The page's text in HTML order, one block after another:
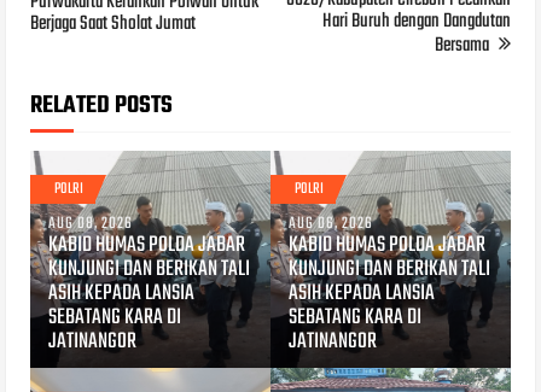
Berjaga Saat Sholat Jumat Hari Buruh dengan Dangdutan
Bersama
RELATED POSTS
POLRI
AUG 08, 2026
KABID HUMAS POLDA JABAR
KUNJUNGI DAN BERIKAN TALI
ASIH KEPADA LANSIA
SEBATANG KARA DI
JATINANGOR
POLRI
AUG 06, 2026
KABID HUMAS POLDA JABAR
KUNJUNGI DAN BERIKAN TALI
ASIH KEPADA LANSIA
SEBATANG KARA DI
JATINANGOR